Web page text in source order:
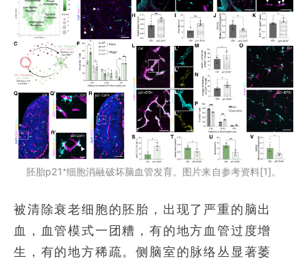
胚胎p21⁺细胞消融破坏脑血管发育。图片来自参考资料[1]。
被清除衰老细胞的胚胎，出现了严重的脑出
血，血管模式一团糟，有的地方血管过度增
生，有的地方稀疏。侧脑室的脉络丛显著萎